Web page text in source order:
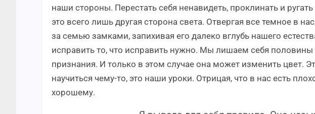
наши стороны. Перестать себя ненавидеть, проклинать и
это всего лишь другая сторона света. Отвергая все темное в
за семью замками, запихивая его далеко вглубь нашего
исправить то, что исправить нужно. Мы лишаем себя
признания. И только в этом случае она может изменить
научиться чему-то, это наши уроки. Отрицая, что в нас есть
хорошему.